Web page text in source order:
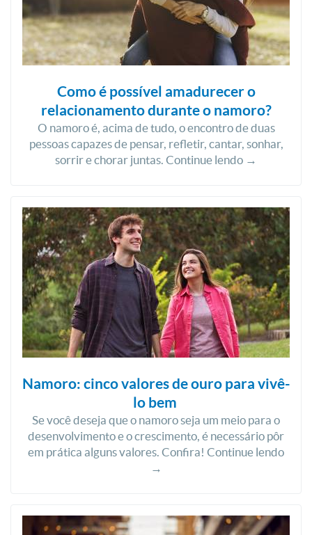
Como é possível amadurecer o
relacionamento durante o namoro?
O namoro é, acima de tudo, o encontro de duas
pessoas capazes de pensar, refletir, cantar, sonhar,
sorrir e chorar juntas. Continue lendo →
Namoro: cinco valores de ouro para vivê-
lo bem
Se você deseja que o namoro seja um meio para o
desenvolvimento e o crescimento, é necessário pôr
em prática alguns valores. Confira! Continue lendo
→